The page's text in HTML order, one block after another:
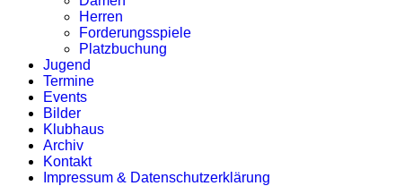
Herren
Forderungsspiele
Platzbuchung
Jugend
Termine
Events
Bilder
Klubhaus
Archiv
Kontakt
Impressum & Datenschutzerklärung